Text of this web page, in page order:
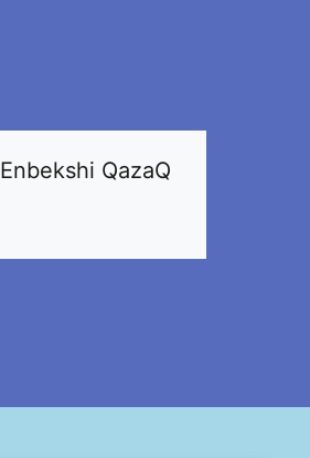
Enbekshi QazaQ